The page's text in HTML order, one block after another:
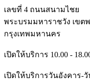
เลขที่ 4 ถนนสนามไชย
พระบรมมหาราชวัง เขต
กรุงเทพมหานคร
เปิดให้บริการ 10.00 -
เปิดให้บริการวันอังคาร-